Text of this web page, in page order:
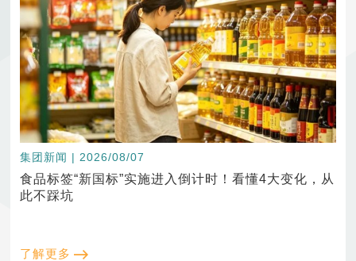
集团新闻 | 2026/08/07
食品标签“新国标”实施进入倒计时！看懂4大变化，从
此不踩坑
了解更多